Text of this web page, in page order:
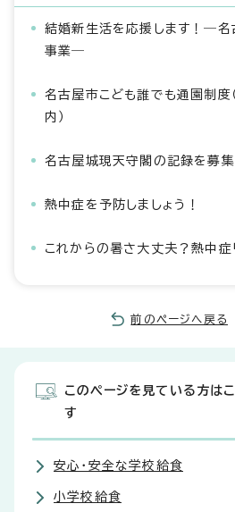
結婚新生活を応援します！―名
事業―
名古屋市こども誰でも通園制度
内）
名古屋城現天守閣の記録を募集
熱中症を予防しましょう！
これからの暑さ大丈夫？熱中症
前のページへ戻る
このページを見ている方は
す
安心・安全な学校給食
小学校給食